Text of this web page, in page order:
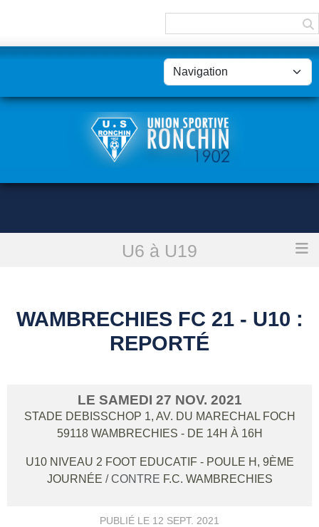
U6 à U19
Wambrechies Fc 21 - U10 : reporté
WAMBRECHIES FC 21 - U10 :
REPORTÉ
LE SAMEDI 27 NOV. 2021
STADE DEBISSCHOP 1, AV. DU MARECHAL FOCH
59118 WAMBRECHIES - DE 14H À 16H
U10 NIVEAU 2 FOOT EDUCATIF - POULE H, 9ÈME
JOURNÉE / CONTRE F.C. WAMBRECHIES
PUBLIÉ LE 12 SEPT. 2021